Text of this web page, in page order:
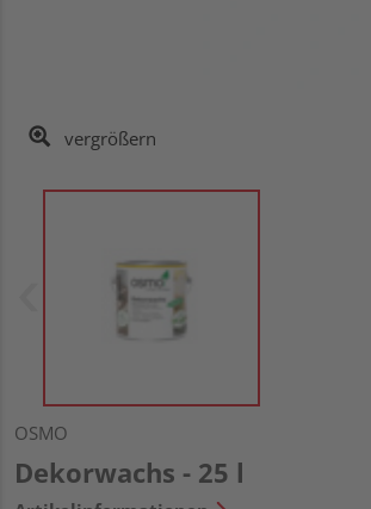
vergrößern
OSMO
Dekorwachs - 25 l